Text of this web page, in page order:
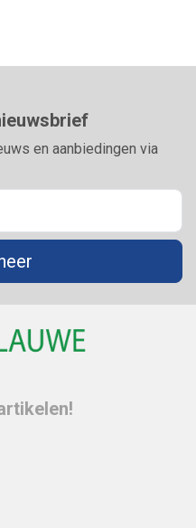
en aanbiedingen via